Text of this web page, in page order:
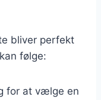
bliver perfekt
følge:
for at vælge en